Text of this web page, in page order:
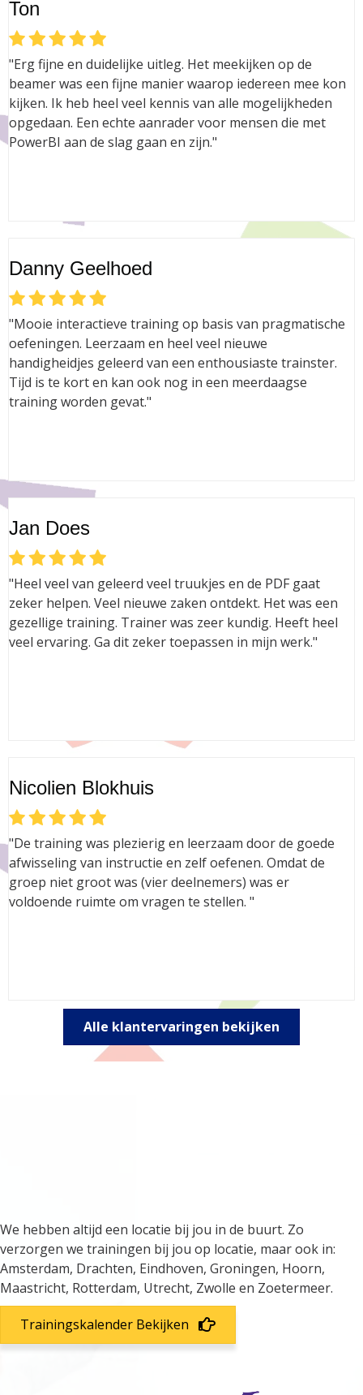
Ton
"Erg fijne en duidelijke uitleg. Het meekijken op de
beamer was een fijne manier waarop iedereen mee kon
kijken. Ik heb heel veel kennis van alle mogelijkheden
opgedaan. Een echte aanrader voor mensen die met
PowerBI aan de slag gaan en zijn."
Danny Geelhoed
"Mooie interactieve training op basis van pragmatische
oefeningen. Leerzaam en heel veel nieuwe
handigheidjes geleerd van een enthousiaste trainster.
Tijd is te kort en kan ook nog in een meerdaagse
training worden gevat."
Jan Does
"Heel veel van geleerd veel truukjes en de PDF gaat
zeker helpen. Veel nieuwe zaken ontdekt. Het was een
gezellige training. Trainer was zeer kundig. Heeft heel
veel ervaring. Ga dit zeker toepassen in mijn werk."
Nicolien Blokhuis
"De training was plezierig en leerzaam door de goede
afwisseling van instructie en zelf oefenen. Omdat de
groep niet groot was (vier deelnemers) was er
voldoende ruimte om vragen te stellen. "
Alle klantervaringen bekijken
We hebben altijd een locatie bij jou in de buurt. Zo
verzorgen we trainingen bij jou op locatie, maar ook in:
Amsterdam, Drachten, Eindhoven, Groningen, Hoorn,
Maastricht, Rotterdam, Utrecht, Zwolle en Zoetermeer.
Trainingskalender Bekijken